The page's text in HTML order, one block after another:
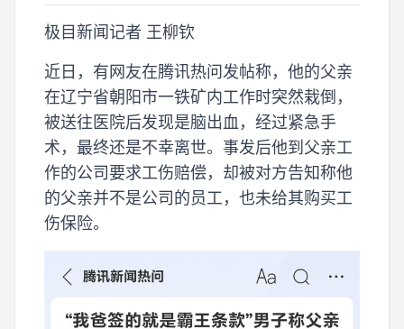
极目新闻记者 王柳钦
近日，有网友在腾讯热问发帖称，他的父亲
在辽宁省朝阳市一铁矿内工作时突然栽倒，
被送往医院后发现是脑出血，经过紧急手
术，最终还是不幸离世。事发后他到父亲工
作的公司要求工伤赔偿，却被对方告知称他
的父亲并不是公司的员工，也未给其购买工
伤保险。